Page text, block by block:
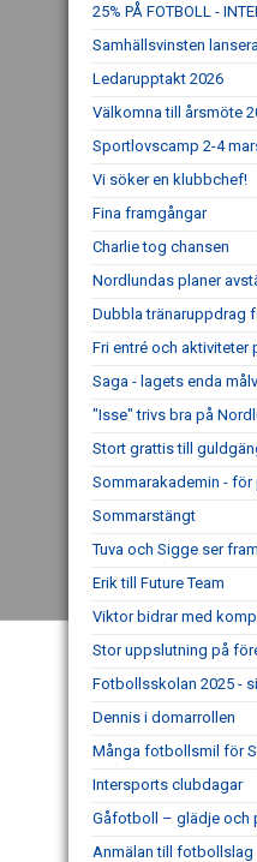
25% PÅ FOTBOLL -
Samhällsvinsten
Ledarupptakt 2026
Välkomna till årsmöte
Sportlovscamp 2-4
Vi söker en klubbchef!
Fina framgångar
Charlie tog chansen
Nordlundas planer
Dubbla tränaruppdrag
Fri entré och aktiviteter
Saga - lagets enda
"Isse" trivs bra på
Stort grattis till
Sommarakademin -
Sommarstängt
Tuva och Sigge ser
Erik till Future Team
Viktor bidrar med
Stor uppslutning på
Fotbollsskolan 2025 -
Dennis i domarrollen
Många fotbollsmil för
Intersports clubdagar
Gåfotboll – glädje och
Anmälan till fotbollslag